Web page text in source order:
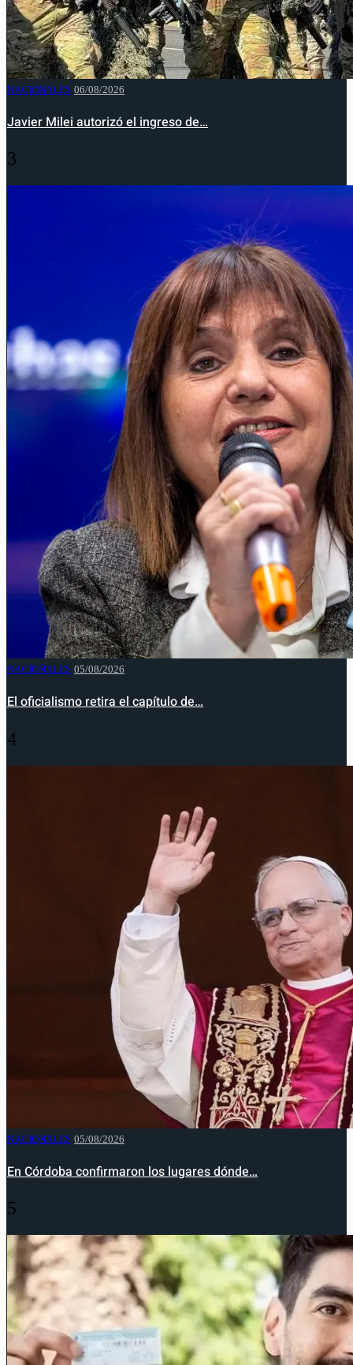
NACIONALES 06/08/2026
Javier Milei autorizó el ingreso de…
3
NACIONALES 05/08/2026
El oficialismo retira el capítulo de…
4
NACIONALES 05/08/2026
En Córdoba confirmaron los lugares dónde…
5